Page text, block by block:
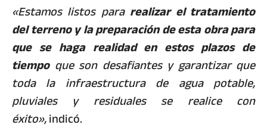
«Estamos listos para realizar el tratamiento
del terreno y la preparación de esta obra para
que se haga realidad en estos plazos de
tiempoque son desafiantes y garantizar que
toda la infraestructura de agua potable,
pluviales y residuales se realice con
éxito»,indicó.